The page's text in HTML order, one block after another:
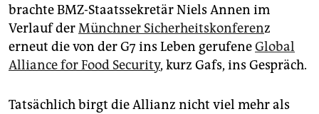
brachte BMZ-Staatssekretär Niels Annen im
Verlauf derMünchner Sicherheitskonferenz
erneut die von der G7 ins Leben gerufeneGlobal
Alliance for Food Security, kurz Gafs, ins Gespräch.
Tatsächlich birgt die Allianz nicht viel mehr als